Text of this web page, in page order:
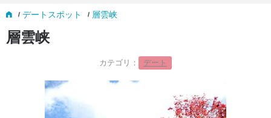
デートスポット 層雲峡
層雲峡
カテゴリ： デート